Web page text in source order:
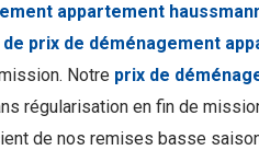
appartement
prix de déménagement
Notre prix de
régularisation en fin de
de nos remises basse